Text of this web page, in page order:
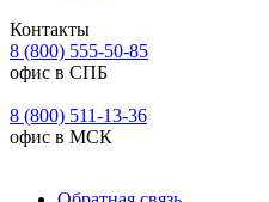
Контакты
8 (800) 555-50-85
офис в СПБ
8 (800) 511-13-36
офис в МСК